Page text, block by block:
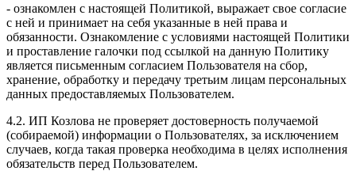
- ознакомлен с настоящей Политикой, выражает свое согласие
с ней и принимает на себя указанные в ней права и
обязанности. Ознакомление с условиями настоящей Политики
и проставление галочки под ссылкой на данную Политику
является письменным согласием Пользователя на сбор,
хранение, обработку и передачу третьим лицам персональных
данных предоставляемых Пользователем.
4.2. ИП Козлова не проверяет достоверность получаемой
(собираемой) информации о Пользователях, за исключением
случаев, когда такая проверка необходима в целях исполнения
обязательств перед Пользователем.